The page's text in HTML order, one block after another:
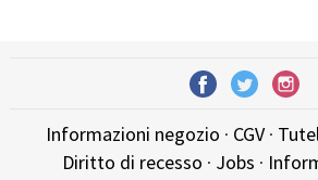
Informazioni negozio · CGV·
Diritto di recesso · Jobs ·